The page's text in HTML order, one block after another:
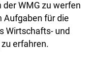
der WMG zu werfen
Aufgaben für die
Wirtschafts- und
erfahren.